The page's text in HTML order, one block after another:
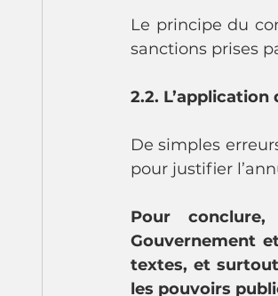
Le principe du
sanctions prises
2.2.
De simples
pour justifier
Pour
Gouvernement
textes, et
les pouvoirs